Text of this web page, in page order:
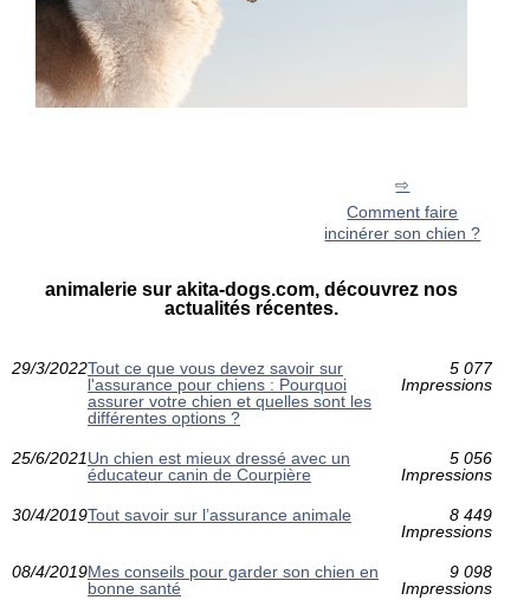
Comment faire
incinérer son chien ?
animalerie sur akita-dogs.com, découvrez nos
actualités récentes.
29/3/2022Tout ce que vous devez savoir sur
l'assurance pour chiens : Pourquoi
assurer votre chien et quelles sont les
différentes options ?
5 077
Impressions
25/6/2021Un chien est mieux dressé avec un
éducateur canin de Courpière
5 056
Impressions
30/4/2019Tout savoir sur l’assurance animale
8 449
Impressions
08/4/2019Mes conseils pour garder son chien en
bonne santé
9 098
Impressions